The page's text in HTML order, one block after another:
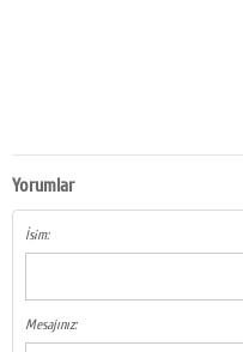
Yorumlar
İsim:
Mesajınız: